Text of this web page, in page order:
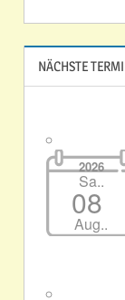
NÄCHSTE
2026
Sa..
08
Aug..